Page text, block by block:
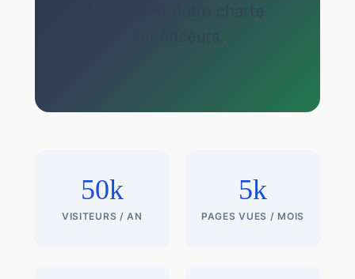
formats et notre charte
50k
VISITEURS / AN
5k
PAGES VUES / MOIS